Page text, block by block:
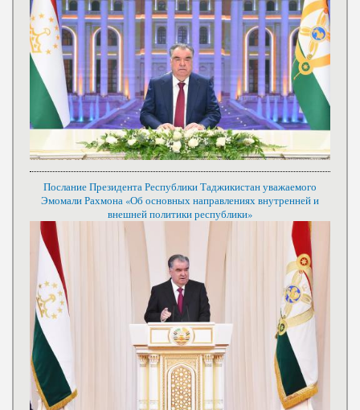
Послание Президента Республики Таджикистан уважаемого
Эмомали Рахмона «Об основных направлениях внутренней и
внешней политики республики»